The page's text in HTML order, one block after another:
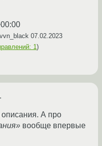
07.02.2023
1)
описания. А про
вообще впервые